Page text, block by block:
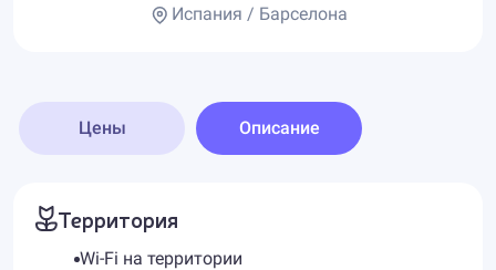
Испания / Барселона
Цены Описание
Территория
Wi-Fi на территории